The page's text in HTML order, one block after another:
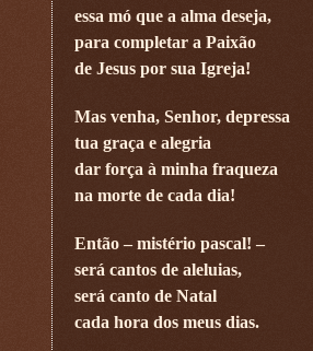
essa mó que a alma deseja,
para completar a Paixão
de Jesus por sua Igreja!
Mas venha, Senhor, depressa
tua graça e alegria
dar força à minha fraqueza
na morte de cada dia!
Então – mistério pascal! –
será cantos de aleluias,
será canto de Natal
cada hora dos meus dias.